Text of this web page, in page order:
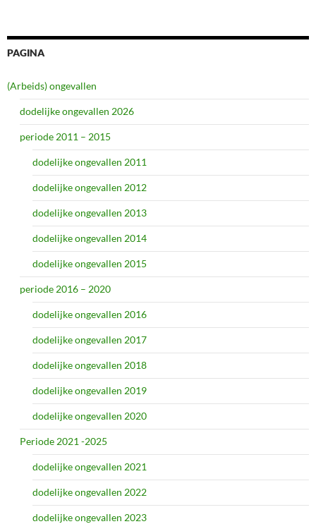
PAGINA
(Arbeids) ongevallen
dodelijke ongevallen 2026
periode 2011 – 2015
dodelijke ongevallen 2011
dodelijke ongevallen 2012
dodelijke ongevallen 2013
dodelijke ongevallen 2014
dodelijke ongevallen 2015
periode 2016 – 2020
dodelijke ongevallen 2016
dodelijke ongevallen 2017
dodelijke ongevallen 2018
dodelijke ongevallen 2019
dodelijke ongevallen 2020
Periode 2021 -2025
dodelijke ongevallen 2021
dodelijke ongevallen 2022
dodelijke ongevallen 2023